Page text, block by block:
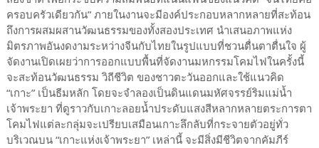
ครอบครัวเดียวกัน” ภายในงานจะมีองค์ประกอบหลากหลายที่สะท้อน
ถึงการผสมผสานวัฒนธรรมของทั้งสองประเทศ นำเสนอภาพแห่ง
มิตรภาพอันงดงามระหว่างจีนกับไทยในรูปแบบที่ชวนตื่นตาตื่นใจ ผู้
จัดงานเปิดเผยว่าการออกแบบพื้นที่จัดงานมหกรรมโคมไฟในครั้งนี้
จะสะท้อนวัฒนธรรม วิถีชีวิต ของชาวตะวันออกและใช้แนวคิด
“เกาะ” เป็นธีมหลัก โดยจะจำลองเป็นดินแดนมหัศจรรย์ริมแม่น้ำ
เจ้าพระยา ที่ดูราวกับเกาะลอยน้ำประดับแสงสีหลากหลายตระการตา
โคมไฟแต่ละกลุ่มจะเปรียบเสมือนเกาะลึกลับที่กระจายตัวอยู่ทั่ว
บริเวณบน “เกาะแห่งเจ้าพระยา” เหล่านี้ จะมีสิ่งมีชีวิตจากคัมภีร์